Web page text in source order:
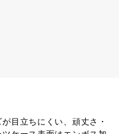
目立ちにくい、頑丈さ・